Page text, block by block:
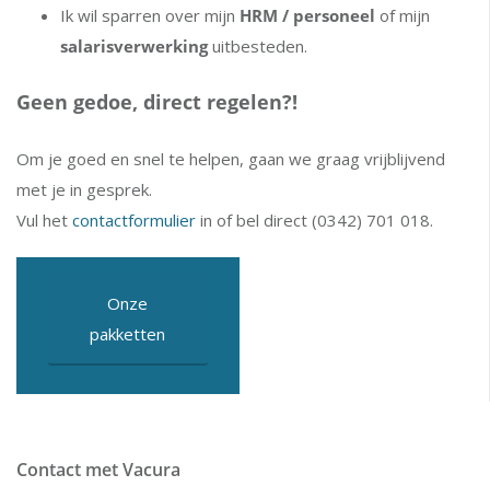
Ik wil sparren over mijn HRM / personeel of mijn
salarisverwerkinguitbesteden.
Geen gedoe, direct regelen?!
Om je goed en snel te helpen, gaan we graag vrijblijvend
met je in gesprek.
Vul het contactformulier in of bel direct (0342) 701 018.
Onze
pakketten
Contact met Vacura